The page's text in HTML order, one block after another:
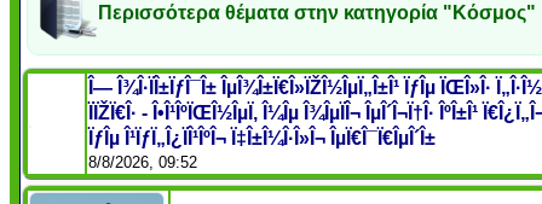
Περισσότερα θέματα στην κατηγορία "Κόσμος"
Î— Î¾Î·ÏÎ±ÏƒÎ¯Î± ÎµÎ¾Î±Ï€Î»ÏŽÎ½ÎµÏ„Î±Î¹ ÏƒÎµ ÏŒÎ»Î·
ÏÏŽÏ€Î· - Î•Î¹ÎºÏŒÎ½ÎµÏ‚ Î¼Îµ Î¾ÎµÏÎ¬ ÎµÎ´Î¬Ï†Î· ÎºÎ±Î¹
ÏƒÎµ Î¹ÏƒÏ„Î¿ÏÎ¹ÎºÎ¬ Ï‡Î±Î¼Î·Î»Î¬ ÎµÏ€Î¯Ï€ÎµÎ´Î±
8/8/2026, 09:52